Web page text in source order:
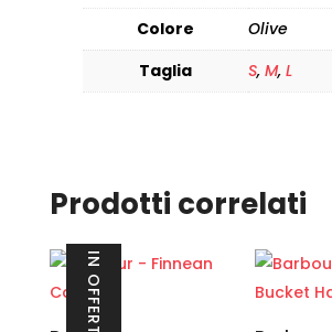
Colore
Olive
Taglia
S, M, L
Prodotti correlati
IN OFFERTA!